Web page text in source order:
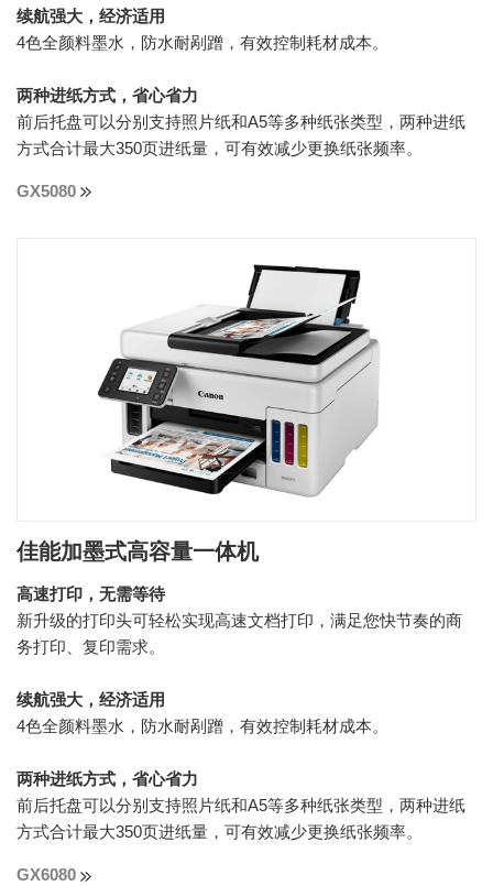
续航强大，经济适用
4色全颜料墨水，防水耐剐蹭，有效控制耗材成本。
两种进纸方式，省心省力
前后托盘可以分别支持照片纸和A5等多种纸张类型，两种进纸
方式合计最大350页进纸量，可有效减少更换纸张频率。
GX5080
佳能加墨式高容量一体机
高速打印，无需等待
新升级的打印头可轻松实现高速文档打印，满足您快节奏的商
务打印、复印需求。
续航强大，经济适用
4色全颜料墨水，防水耐剐蹭，有效控制耗材成本。
两种进纸方式，省心省力
前后托盘可以分别支持照片纸和A5等多种纸张类型，两种进纸
方式合计最大350页进纸量，可有效减少更换纸张频率。
GX6080